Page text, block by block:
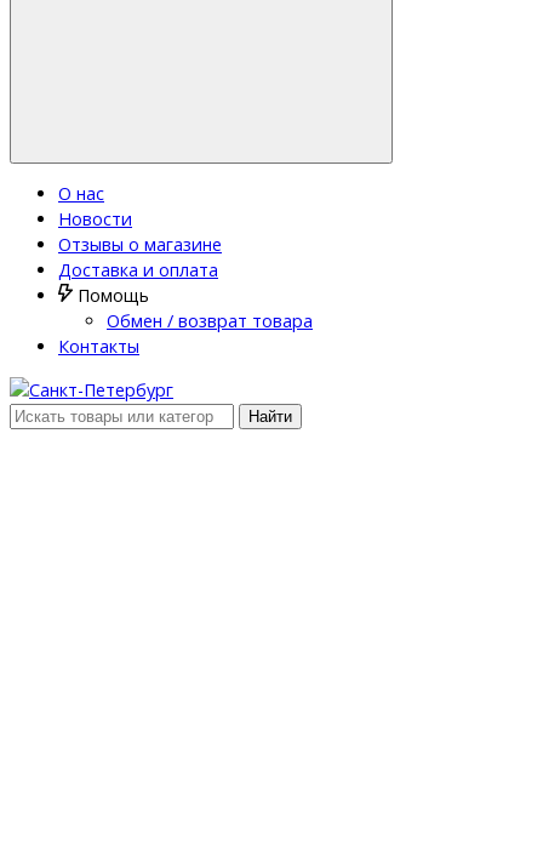
О нас
Новости
Отзывы о магазине
Доставка и оплата
Помощь
Обмен / возврат товара
Контакты
Найти